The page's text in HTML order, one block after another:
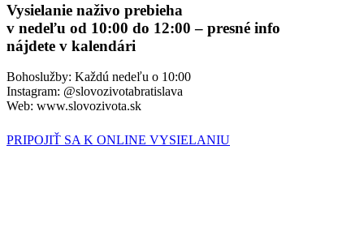
Vysielanie naživo prebieha
v nedeľu od 10:00 do 12:00 – presné info
nájdete v kalendári
Bohoslužby: Každú nedeľu o 10:00
Instagram: @slovozivotabratislava
Web: www.slovozivota.sk
PRIPOJIŤ SA K ONLINE VYSIELANIU